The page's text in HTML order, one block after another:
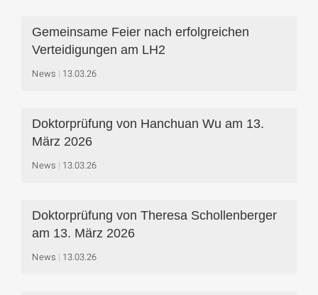
Gemeinsame Feier nach erfolgreichen
Verteidigungen am LH2
News 13.03.26
Doktorprüfung von Hanchuan Wu am 13.
März 2026
News 13.03.26
Doktorprüfung von Theresa Schollenberger
am 13. März 2026
News 13.03.26